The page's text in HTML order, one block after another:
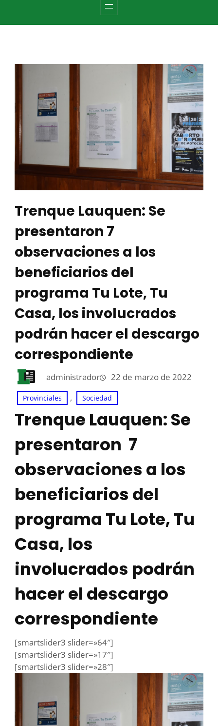
Trenque Lauquen: Se
presentaron 7
observaciones a los
beneficiarios del
programa Tu Lote, Tu
Casa, los involucrados
podrán hacer el descargo
correspondiente
administrador 22 de marzo de 2022
Provinciales , Sociedad
Trenque Lauquen: Se
presentaron 7
observaciones a los
beneficiarios del
programa Tu Lote, Tu
Casa, los
involucrados podrán
hacer el descargo
correspondiente
[smartslider3 slider=»64″]
[smartslider3 slider=»17″]
[smartslider3 slider=»28″]